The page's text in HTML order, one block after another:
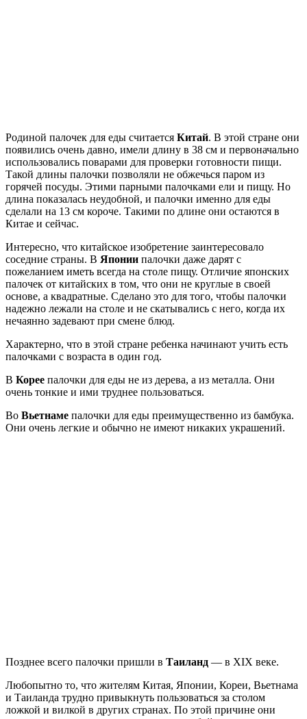
Родиной палочек для еды считается Китай. В этой стране они
появились очень давно, имели длину в 38 см и первоначально
использовались поварами для проверки готовности пищи.
Такой длины палочки позволяли не обжечься паром из
горячей посуды. Этими парными палочками ели и пищу. Но
длина показалась неудобной, и палочки именно для еды
сделали на 13 см короче. Такими по длине они остаются в
Китае и сейчас.
Интересно, что китайское изобретение заинтересовало
соседние страны. В Японии палочки даже дарят с
пожеланием иметь всегда на столе пищу. Отличие японских
палочек от китайских в том, что они не круглые в своей
основе, а квадратные. Сделано это для того, чтобы палочки
надежно лежали на столе и не скатывались с него, когда их
нечаянно задевают при смене блюд.
Характерно, что в этой стране ребенка начинают учить есть
палочками с возраста в один год.
В Корее палочки для еды не из дерева, а из металла. Они
очень тонкие и ими труднее пользоваться.
Во Вьетнаме палочки для еды преимущественно из бамбука.
Они очень легкие и обычно не имеют никаких украшений.
Позднее всего палочки пришли в Таиланд — в XIX веке.
Любопытно то, что жителям Китая, Японии, Кореи, Вьетнама
и Таиланда трудно привыкнуть пользоваться за столом
ложкой и вилкой в других странах. По этой причине они